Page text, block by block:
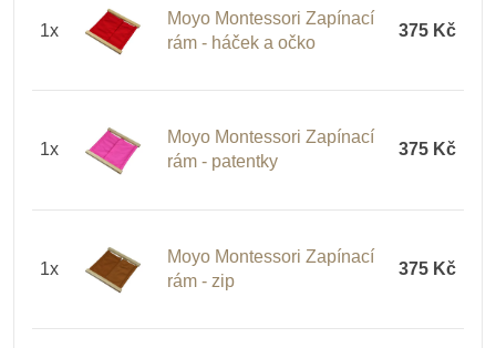
1x
Moyo Montessori Zapínací
rám - háček a očko
375 Kč
1x
Moyo Montessori Zapínací
rám - patentky
375 Kč
1x
Moyo Montessori Zapínací
rám - zip
375 Kč